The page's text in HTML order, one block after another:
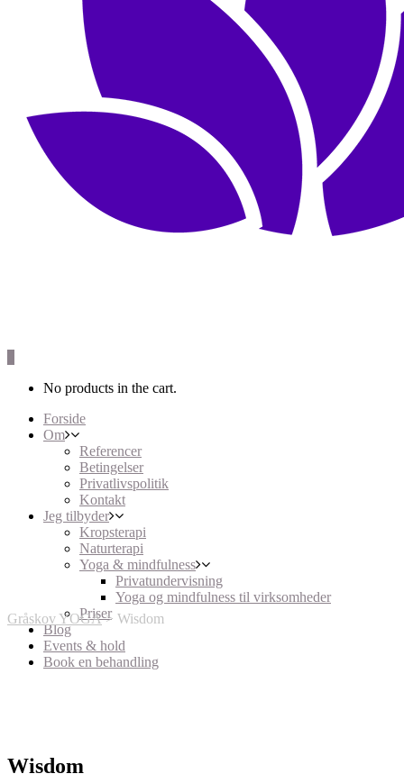
No products in the cart.
Forside
Om
Referencer
Betingelser
Privatlivspolitik
Kontakt
Jeg tilbyder
Kropsterapi
Naturterapi
Yoga & mindfulness
Privatundervisning
Yoga og mindfulness til virksomheder
Priser
Blog
Events & hold
Book en behandling
Gråskov YOGA> Wisdom
Wisdom